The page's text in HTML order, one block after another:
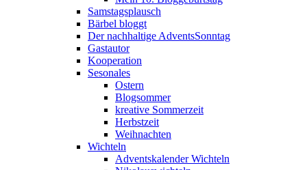
Samstagsplausch
Bärbel bloggt
Der nachhaltige AdventsSonntag
Gastautor
Kooperation
Sesonales
Ostern
Blogsommer
kreative Sommerzeit
Herbstzeit
Weihnachten
Wichteln
Adventskalender Wichteln